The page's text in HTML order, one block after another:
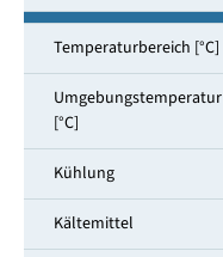
Temperaturbereich [°C]
Umgebungstemperatur
[°C]
Kühlung
Kältemittel